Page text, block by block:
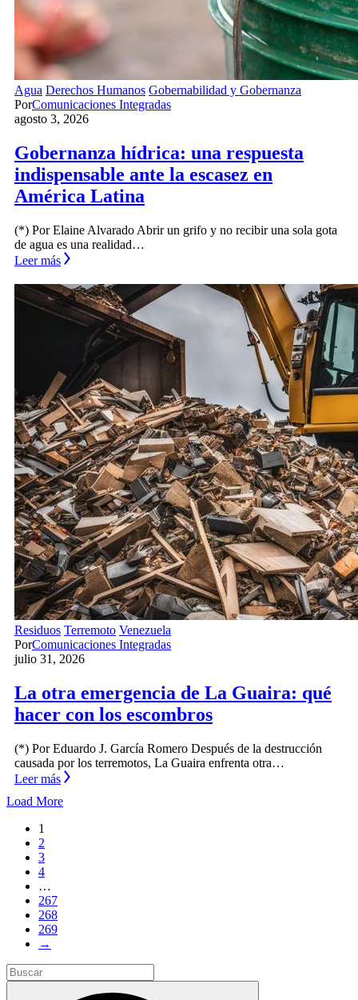
Agua Derechos Humanos Gobernabilidad y Gobernanza
PorComunicaciones Integradas
agosto 3, 2026
Gobernanza hídrica: una respuesta
indispensable ante la escasez en
América Latina
(*) Por Elaine Alvarado Abrir un grifo y no recibir una sola gota
de agua es una realidad…
Leer más
Residuos Terremoto Venezuela
PorComunicaciones Integradas
julio 31, 2026
La otra emergencia de La Guaira: qué
hacer con los escombros
(*) Por Eduardo J. García Romero Después de la destrucción
causada por los terremotos, La Guaira enfrenta otra…
Leer más
Load More
1
2
3
4
…
267
268
269
→